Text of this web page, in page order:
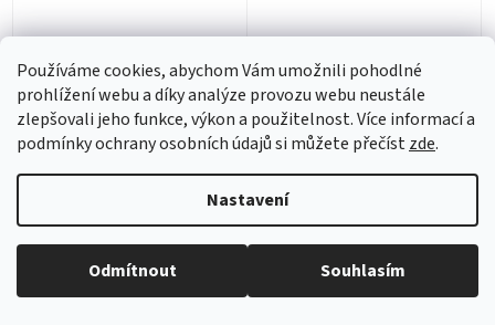
Používáme cookies, abychom Vám umožnili pohodlné
prohlížení webu a díky analýze provozu webu neustále
zlepšovali jeho funkce, výkon a použitelnost. Více informací a
podmínky ochrany osobních údajů si můžete přečístzde.
Nastavení
Odmítnout Souhlasím
2 - 4 týdny
355 Kč
Do košíku
2 - 4 týdny
586 Kč
Do košíku